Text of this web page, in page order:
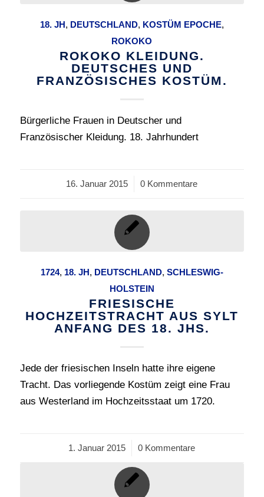
18. JH, DEUTSCHLAND, KOSTÜM EPOCHE,
ROKOKO
ROKOKO KLEIDUNG.
DEUTSCHES UND
FRANZÖSISCHES KOSTÜM.
Bürgerliche Frauen in Deutscher und
Französischer Kleidung. 18. Jahrhundert
16. Januar 2015
/ 0 Kommentare
1724, 18. JH, DEUTSCHLAND, SCHLESWIG-
HOLSTEIN
FRIESISCHE
HOCHZEITSTRACHT AUS SYLT
ANFANG DES 18. JHS.
Jede der friesischen Inseln hatte ihre eigene
Tracht. Das vorliegende Kostüm zeigt eine Frau
aus Westerland im Hochzeitsstaat um 1720.
1. Januar 2015
/ 0 Kommentare